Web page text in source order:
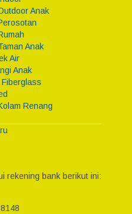
Anak
Anak
Air
Anak
Renang
rekening bank berikut ini: